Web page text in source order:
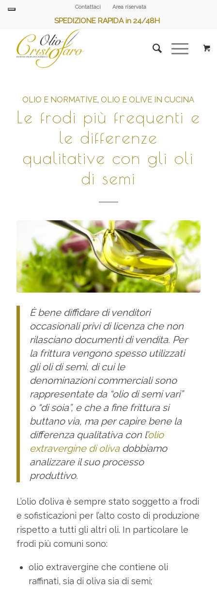
Contattaci Area riservata
SPEDIZIONE RAPIDA in 24/48H
OLIO E NORMATIVE, OLIO E OLIVE IN CUCINA
Le frodi più frequenti e
le differenze
qualitative con gli oli
di semi
È bene diffidare di venditori
occasionali privi di licenza che non
rilasciano documenti di vendita. Per
la frittura vengono spesso utilizzati
gli oli di semi, di cui le
denominazioni commerciali sono
rappresentate da “olio di semi vari”
o “di soia”, e che a fine frittura si
buttano via, ma per capire bene la
differenza qualitativa con l’olio
extravergine di olivadobbiamo
analizzare il suo processo
produttivo.
L’olio d’oliva è sempre stato soggetto a frodi
e sofisticazioni per l’alto costo di produzione
rispetto a tutti gli altri oli. In particolare le
frodi più comuni sono:
olio extravergine che contiene oli
raffinati, sia di oliva sia di semi;